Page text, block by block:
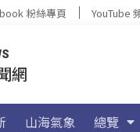
粉絲專頁 YouTube
網
山海氣象 總覽